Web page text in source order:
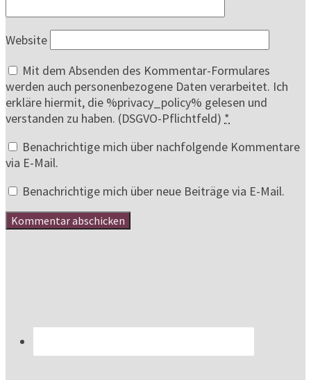
Website
Mit dem Absenden des Kommentar-Formulares
werden auch personenbezogene Daten verarbeitet. Ich
erkläre hiermit, die %privacy_policy% gelesen und
verstanden zu haben. (DSGVO-Pflichtfeld) *
Benachrichtige mich über nachfolgende Kommentare
via E-Mail.
Benachrichtige mich über neue Beiträge via E-Mail.